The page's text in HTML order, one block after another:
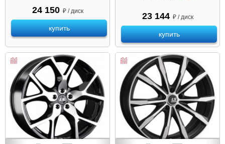
24 150 ₽ / диск
купить
23 144 ₽ / диск
купить